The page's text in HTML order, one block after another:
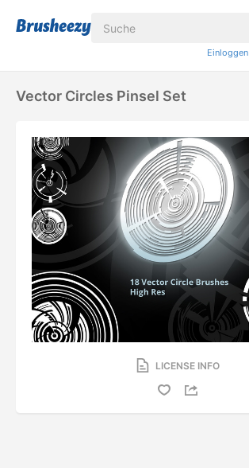
Einloggen
Vector Circles Pinsel Set
LICENSE INFO